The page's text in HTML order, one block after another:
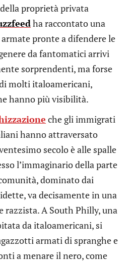
proprietà privata
ha raccontato una
pronte a difendere le
da fantomatici arrivi
sorprendenti, ma forse
molti italoamericani,
hanno più visibilità.
che gli immigrati
hanno attraversato
secolo è alle spalle
l’immaginario della parte
dominato dai
va decisamente in una
A South Philly, una
da italoamericani, si
armati di spranghe e
a menare il nero, come